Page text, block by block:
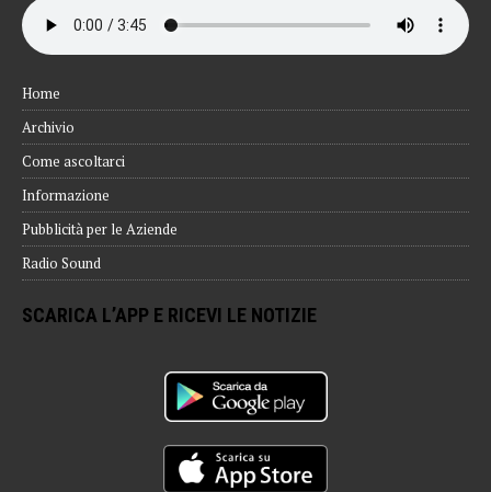
Home
Archivio
Come ascoltarci
Informazione
Pubblicità per le Aziende
Radio Sound
SCARICA L’APP E RICEVI LE NOTIZIE